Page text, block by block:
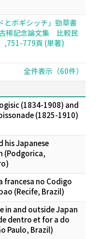
とボギシッチ」勁草書
稀記念論文集 比較民
,751-779頁 (単著)
全件表示（60件）
(1834-1908) and
(1825-1910)
his Japanese
(Podgorica,
francesa no Codigo
(Recife, Brazil)
in and outside Japan
dentro et for a do
Paulo, Brazil)